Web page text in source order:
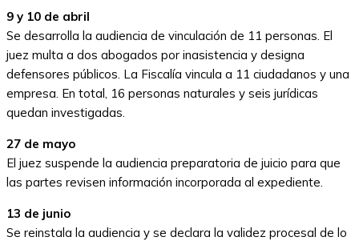
9 y 10 de abril
Se desarrolla la audiencia de vinculación de 11 personas. El
juez multa a dos abogados por inasistencia y designa
defensores públicos. La Fiscalía vincula a 11 ciudadanos y una
empresa. En total, 16 personas naturales y seis jurídicas
quedan investigadas.
27 de mayo
El juez suspende la audiencia preparatoria de juicio para que
las partes revisen información incorporada al expediente.
13 de junio
Se reinstala la audiencia y se declara la validez procesal de lo